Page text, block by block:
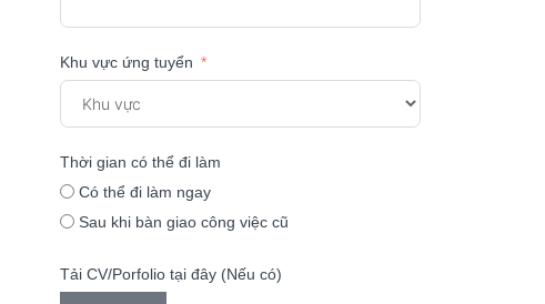
Khu vực ứng tuyển
Thời gian có thể đi làm
Có thể đi làm ngay
Sau khi bàn giao công việc cũ
Tải CV/Porfolio tại đây (Nếu có)